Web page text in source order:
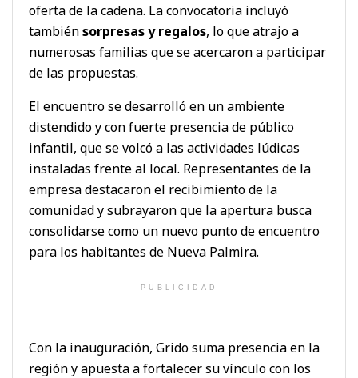
oferta de la cadena. La convocatoria incluyó
tambiénsorpresas y regalos, lo que atrajo a
numerosas familias que se acercaron a participar
de las propuestas.
El encuentro se desarrolló en un ambiente
distendido y con fuerte presencia de público
infantil, que se volcó a las actividades lúdicas
instaladas frente al local. Representantes de la
empresa destacaron el recibimiento de la
comunidad y subrayaron que la apertura busca
consolidarse como un nuevo punto de encuentro
para los habitantes de Nueva Palmira.
PUBLICIDAD
Con la inauguración, Grido suma presencia en la
región y apuesta a fortalecer su vínculo con los